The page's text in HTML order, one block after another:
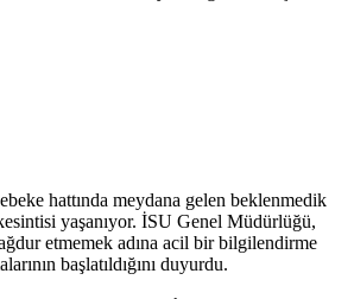
hattında meydana gelen beklenmedik
yaşanıyor. İSU Genel Müdürlüğü,
etmemek adına acil bir bilgilendirme
başlatıldığını duyurdu.